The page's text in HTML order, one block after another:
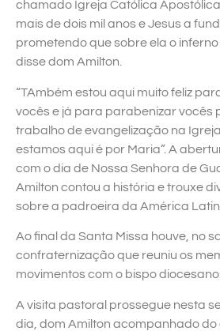
chamado Igreja Católica
mais de dois mil anos e Jesus a
prometendo que sobre ela o inferno
disse dom Amilton.
“TAmbém estou aqui muito feliz
vocês e já para parabenizar vocês
trabalho de evangelização na
estamos aqui é por Maria”. A
com o dia de Nossa Senhora de
Amilton contou a história e trouxe
sobre a padroeira da América
Ao final da Santa Missa houve, no
confraternização que reuniu os
movimentos com o bispo diocesano.
A visita pastoral prossegue nesta
dia, dom Amilton acompanhado